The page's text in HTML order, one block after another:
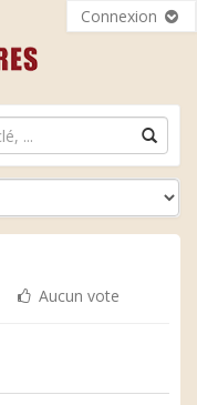
Connexion
Aucun vote